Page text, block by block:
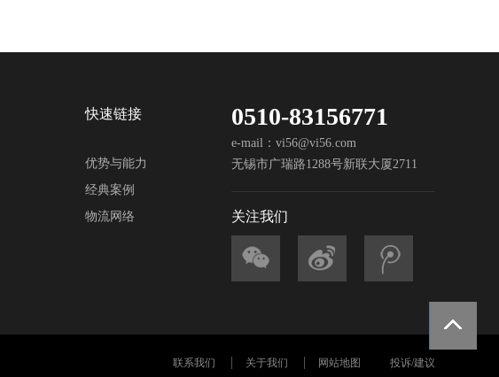
快速链接
优势与能力
经典案例
物流网络
0510-83156771
e-mail：vi56@vi56.com
无锡市广瑞路1288号新联大厦2711
关注我们
联系我们 关于我们 网站地图 投诉/建议